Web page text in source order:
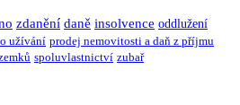
zdanění daně insolvence oddlužení
užívání prodej nemovitosti a daň z příjmu
spoluvlastnictví zubař